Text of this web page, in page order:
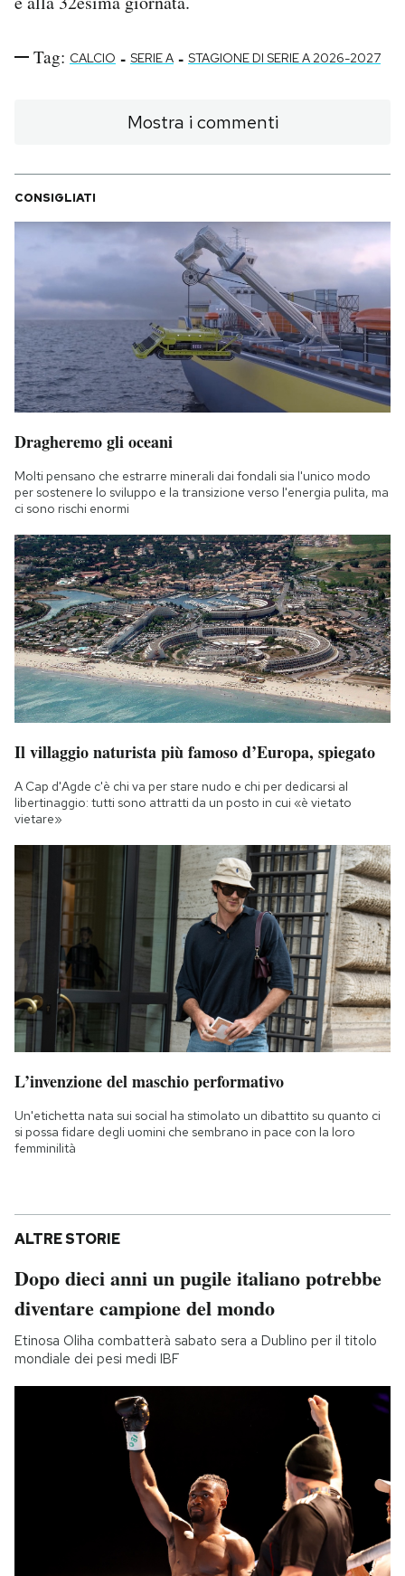
Tag: CALCIO - SERIE A - STAGIONE DI SERIE A 2026-2027
Mostra i commenti
CONSIGLIATI
Dragheremo gli oceani
Molti pensano che estrarre minerali dai fondali sia l'unico modo
per sostenere lo sviluppo e la transizione verso l'energia pulita, ma
ci sono rischi enormi
Il villaggio naturista più famoso d’Europa, spiegato
A Cap d'Agde c'è chi va per stare nudo e chi per dedicarsi al
libertinaggio: tutti sono attratti da un posto in cui «è vietato
vietare»
L’invenzione del maschio performativo
Un'etichetta nata sui social ha stimolato un dibattito su quanto ci
si possa fidare degli uomini che sembrano in pace con la loro
femminilità
ALTRE STORIE
Dopo dieci anni un pugile italiano potrebbe
diventare campione del mondo
Etinosa Oliha combatterà sabato sera a Dublino per il titolo
mondiale dei pesi medi IBF